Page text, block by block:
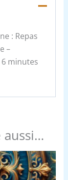
: Repas
–
minutes
aussi…